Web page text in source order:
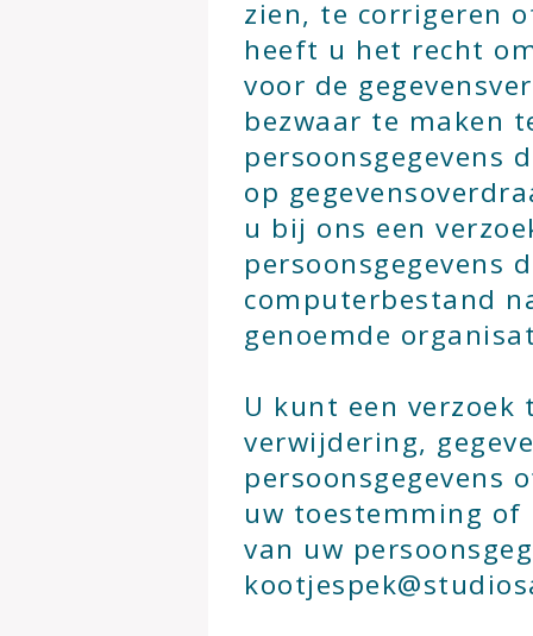
zien, te corrigeren
heeft u het recht
voor de
bezwaar te maken
persoonsgegevens
op
u bij ons een
persoonsgegevens
computerbestand
genoemde
U kunt een
verwijdering,
persoonsgegevens
uw toestemming of
van uw